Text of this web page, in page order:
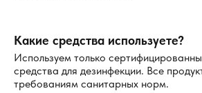
Какие средства используете?
Используем только
средства для дезинфекции. Все
требованиям санитарных норм.